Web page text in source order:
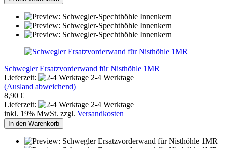
Schwegler Ersatzvorderwand für Nisthöhle 1MR
Lieferzeit:
2-4 Werktage
(Ausland abweichend)
8,90 €
Lieferzeit:
2-4 Werktage
inkl. 19% MwSt. zzgl. Versandkosten
In den Warenkorb